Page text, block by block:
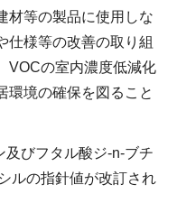
材等の製品に使用しな
仕様等の改善の取り組
VOCの室内濃度低減化
環境の確保を図ること
びフタル酸ジ-n-ブチ
ルの指針値が改訂され